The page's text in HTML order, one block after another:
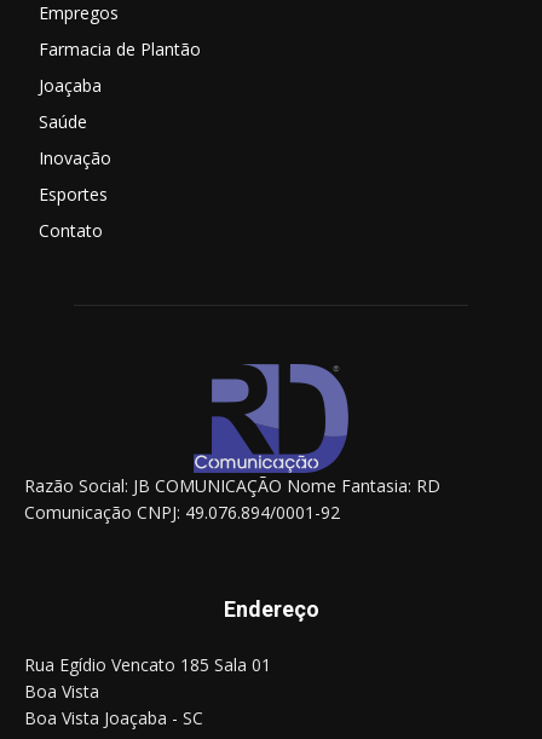
Empregos
Farmacia de Plantão
Joaçaba
Saúde
Inovação
Esportes
Contato
Razão Social: JB COMUNICAÇÃO Nome Fantasia: RD
Comunicação CNPJ: 49.076.894/0001-92
Endereço
Rua Egídio Vencato 185 Sala 01
Boa Vista
Boa Vista Joaçaba - SC